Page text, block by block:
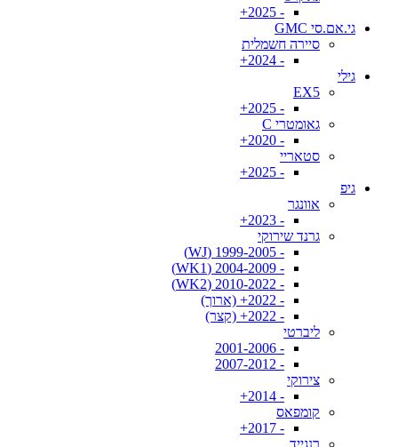
- 2025+
גי.אם.סי GMC
סיירה חשמלית
- 2024+
גילי
EX5
- 2025+
גאומטרי C
- 2020+
סטאריי
- 2025+
גיפ
אוונגר
- 2023+
גרנד שירוקי
- 1999-2005 (WJ)
- 2004-2009 (WK1)
- 2010-2022 (WK2)
- 2022+ (ארוך)
- 2022+ (קצר)
ליברטי
- 2001-2006
- 2007-2012
צירוקי
- 2014+
קומפאס
- 2017+
רנגייד